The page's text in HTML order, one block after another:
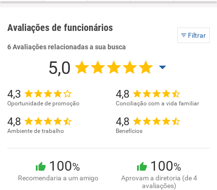
Avaliações de funcionários
Filtrar
6 Avaliações relacionadas a sua busca
5,0
4,3
Oportunidade de promoção
4,8
Conciliação com a vida familiar
4,8
Ambiente de trabalho
4,8
Benefícios
100%
Recomendaria a um amigo
100%
Aprovam a diretoria (de 4
avaliações)